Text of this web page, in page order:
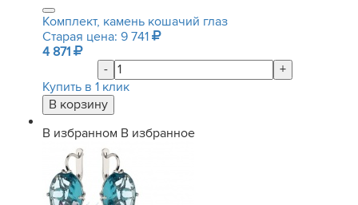
Комплект, камень кошачий глаз
Старая цена: 9 741
4 871
-
+
Купить в 1 клик
В избранном В избранное